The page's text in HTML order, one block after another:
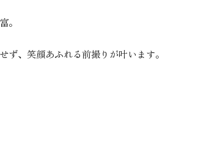
。
、笑顔あふれる前撮りが叶います。